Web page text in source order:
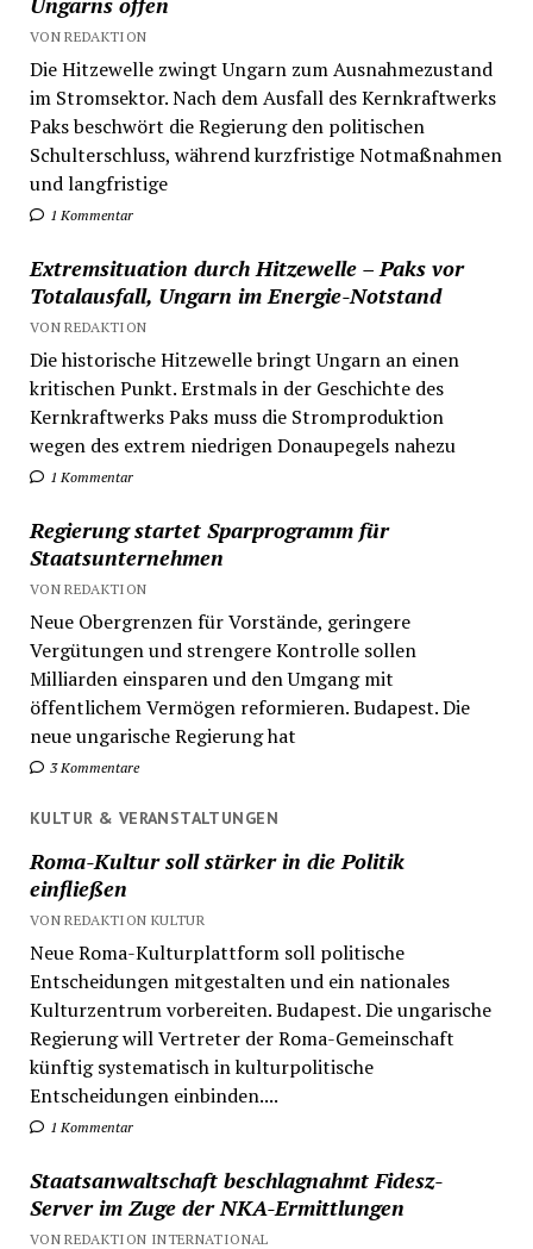
VON REDAKTION
Die Hitzewelle zwingt Ungarn zum Ausnahmezustand
im Stromsektor. Nach dem Ausfall des Kernkraftwerks
Paks beschwört die Regierung den politischen
Schulterschluss, während kurzfristige Notmaßnahmen
und langfristige
1 Kommentar
Extremsituation durch Hitzewelle – Paks vor
Totalausfall, Ungarn im Energie-Notstand
VON REDAKTION
Die historische Hitzewelle bringt Ungarn an einen
kritischen Punkt. Erstmals in der Geschichte des
Kernkraftwerks Paks muss die Stromproduktion
wegen des extrem niedrigen Donaupegels nahezu
1 Kommentar
Regierung startet Sparprogramm für
Staatsunternehmen
VON REDAKTION
Neue Obergrenzen für Vorstände, geringere
Vergütungen und strengere Kontrolle sollen
Milliarden einsparen und den Umgang mit
öffentlichem Vermögen reformieren. Budapest. Die
neue ungarische Regierung hat
3 Kommentare
KULTUR & VERANSTALTUNGEN
Roma-Kultur soll stärker in die Politik
einfließen
VON REDAKTION KULTUR
Neue Roma-Kulturplattform soll politische
Entscheidungen mitgestalten und ein nationales
Kulturzentrum vorbereiten. Budapest. Die ungarische
Regierung will Vertreter der Roma-Gemeinschaft
künftig systematisch in kulturpolitische
Entscheidungen einbinden....
1 Kommentar
Staatsanwaltschaft beschlagnahmt Fidesz-
Server im Zuge der NKA-Ermittlungen
VON REDAKTION INTERNATIONAL